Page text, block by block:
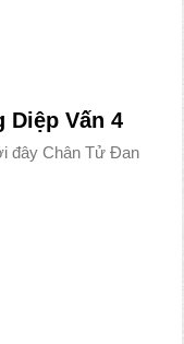
Diệp Vấn 4
đây Chân Tử Đan